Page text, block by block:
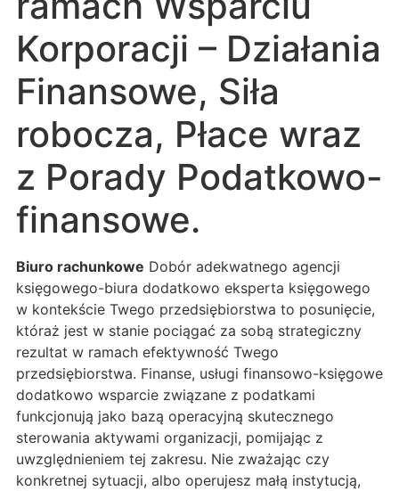
Korporacji – Działania
Finansowe, Siła
robocza, Płace wraz
z Porady Podatkowo-
finansowe.
Biuro rachunkowe Dobór adekwatnego agencji
księgowego-biura dodatkowo eksperta księgowego
w kontekście Twego przedsiębiorstwa to posunięcie,
któraż jest w stanie pociągać za sobą strategiczny
rezultat w ramach efektywność Twego
przedsiębiorstwa. Finanse, usługi finansowo-księgowe
dodatkowo wsparcie związane z podatkami
funkcjonują jako bazą operacyjną skutecznego
sterowania aktywami organizacji, pomijając z
uwzględnieniem tej zakresu. Nie zważając czy
konkretnej sytuacji, albo operujesz małą instytucją,